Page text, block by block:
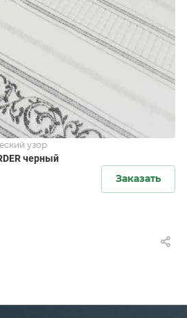
узор
черный
Заказать